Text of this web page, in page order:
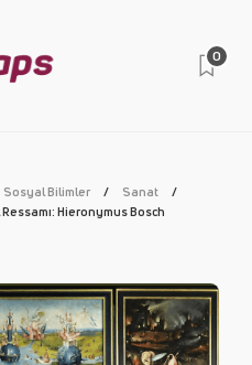
0
Sosyal Bilimler
Sanat
Hieronymus Bosch